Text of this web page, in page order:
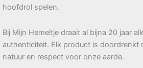
hoofdrol spelen.
Bij Mijn Hemeltje draait al bijna 20 jaar
authenticiteit. Elk product is doordrenkt
natuur en respect voor onze aarde.